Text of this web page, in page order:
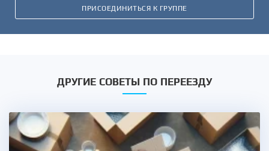
ПРИСОЕДИНИТЬСЯ К ГРУППЕ
ДРУГИЕ СОВЕТЫ ПО ПЕРЕЕЗДУ